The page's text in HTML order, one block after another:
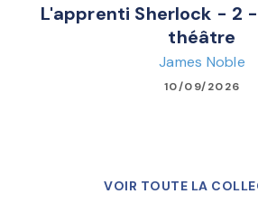
L'apprenti Sherlock - 2
théâtre
James Noble
10/09/2026
VOIR TOUTE LA